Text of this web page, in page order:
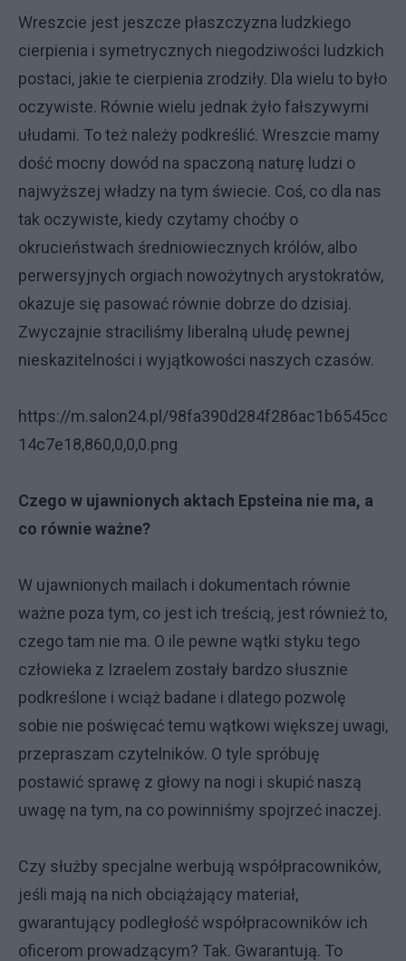
Wreszcie jest jeszcze płaszczyzna ludzkiego
cierpienia i symetrycznych niegodziwości ludzkich
postaci, jakie te cierpienia zrodziły. Dla wielu to było
oczywiste. Równie wielu jednak żyło fałszywymi
ułudami. To też należy podkreślić. Wreszcie mamy
dość mocny dowód na spaczoną naturę ludzi o
najwyższej władzy na tym świecie. Coś, co dla nas
tak oczywiste, kiedy czytamy choćby o
okrucieństwach średniowiecznych królów, albo
perwersyjnych orgiach nowożytnych arystokratów,
okazuje się pasować równie dobrze do dzisiaj.
Zwyczajnie straciliśmy liberalną ułudę pewnej
nieskazitelności i wyjątkowości naszych czasów.
https://m.salon24.pl/98fa390d284f286ac1b6545cc
14c7e18,860,0,0,0.png
Czego w ujawnionych aktach Epsteina nie ma, a
co równie ważne?
W ujawnionych mailach i dokumentach równie
ważne poza tym, co jest ich treścią, jest również to,
czego tam nie ma. O ile pewne wątki styku tego
człowieka z Izraelem zostały bardzo słusznie
podkreślone i wciąż badane i dlatego pozwolę
sobie nie poświęcać temu wątkowi większej uwagi,
przepraszam czytelników. O tyle spróbuję
postawić sprawę z głowy na nogi i skupić naszą
uwagę na tym, na co powinniśmy spojrzeć inaczej.
Czy służby specjalne werbują współpracowników,
jeśli mają na nich obciążający materiał,
gwarantujący podległość współpracowników ich
oficerom prowadzącym? Tak. Gwarantują. To